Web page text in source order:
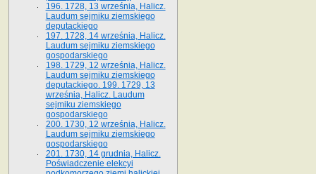
196. 1728, 13 września, Halicz.
Laudum sejmiku ziemskiego
deputackiego
197. 1728, 14 września, Halicz.
Laudum sejmiku ziemskiego
gospodarskiego
198. 1729, 12 września, Halicz.
Laudum sejmiku ziemskiego
deputackiego. 199. 1729, 13
września, Halicz. Laudum
sejmiku ziemskiego
gospodarskiego
200. 1730, 12 września, Halicz.
Laudum sejmiku ziemskiego
gospodarskiego
201. 1730, 14 grudnia, Halicz.
Poświadczenie elekcyi